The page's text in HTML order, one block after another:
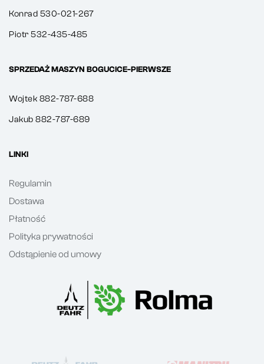
Konrad 530-021-267
Piotr 532-435-485
SPRZEDAŻ MASZYN BOGUCICE-PIERWSZE
Wojtek 882-787-688
Jakub 882-787-689
LINKI
Regulamin
Dostawa
Płatność
Polityka prywatności
Odstąpienie od umowy